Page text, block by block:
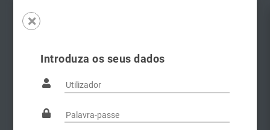
Introduza os seus dados
Famílias